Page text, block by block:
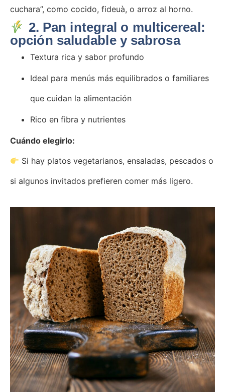
cuchara”, como cocido, fideuà, o arroz al horno.
2. Pan integral o multicereal:
opción saludable y sabrosa
Textura rica y sabor profundo
Ideal para menús más equilibrados o familiares
que cuidan la alimentación
Rico en fibra y nutrientes
Cuándo elegirlo:
Si hay platos vegetarianos, ensaladas, pescados o
si algunos invitados prefieren comer más ligero.